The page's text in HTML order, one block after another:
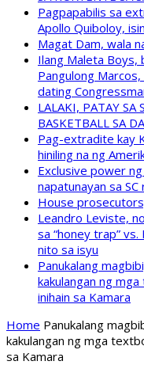
Pagpapabilis sa
Apollo Quiboloy,
Magat Dam, wala
Ilang Maleta Boys,
Pangulong
dating
LALAKI, PATAY SA
BASKETBALL SA
Pag-extradite kay
hiniling na ng
Exclusive power
napatunayan sa SC
House
Leandro Leviste,
sa “honey trap”
nito sa isyu
Panukalang
kakulangan ng
inihain sa Kamara
Home Panukalang
kakulangan ng mga
sa Kamara